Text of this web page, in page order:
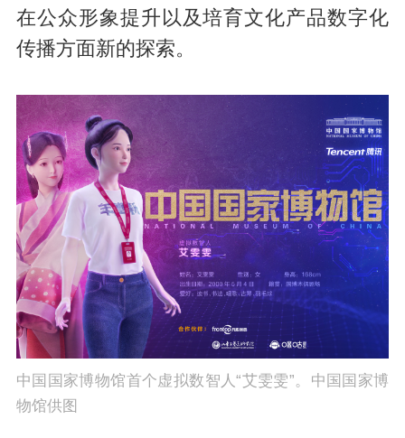
在公众形象提升以及培育文化产品数字化
传播方面新的探索。
中国国家博物馆首个虚拟数智人“艾雯雯”。中国国家博
物馆供图